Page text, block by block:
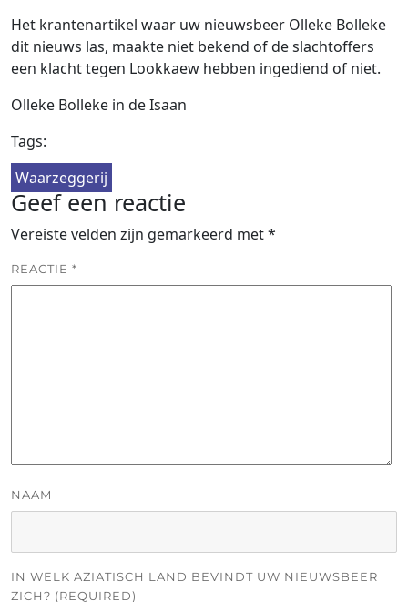
Het krantenartikel waar uw nieuwsbeer Olleke Bolleke
dit nieuws las, maakte niet bekend of de slachtoffers
een klacht tegen Lookkaew hebben ingediend of niet.
Olleke Bolleke in de Isaan
Tags:
Waarzeggerij
Geef een reactie
Vereiste velden zijn gemarkeerd met*
REACTIE *
NAAM
IN WELK AZIATISCH LAND BEVINDT UW NIEUWSBEER
ZICH? (REQUIRED)